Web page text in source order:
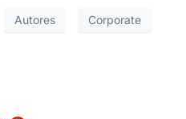
Autores Corporate